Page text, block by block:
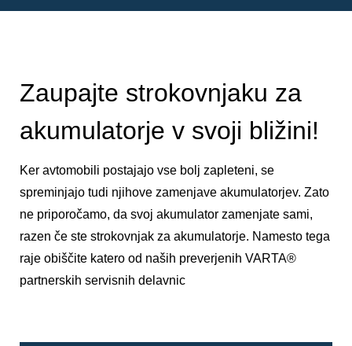
Zaupajte strokovnjaku za
akumulatorje v svoji bližini!
Ker avtomobili postajajo vse bolj zapleteni, se
spreminjajo tudi njihove zamenjave akumulatorjev. Zato
ne priporočamo, da svoj akumulator zamenjate sami,
razen če ste strokovnjak za akumulatorje. Namesto tega
raje obiščite katero od naših preverjenih VARTA®
partnerskih servisnih delavnic